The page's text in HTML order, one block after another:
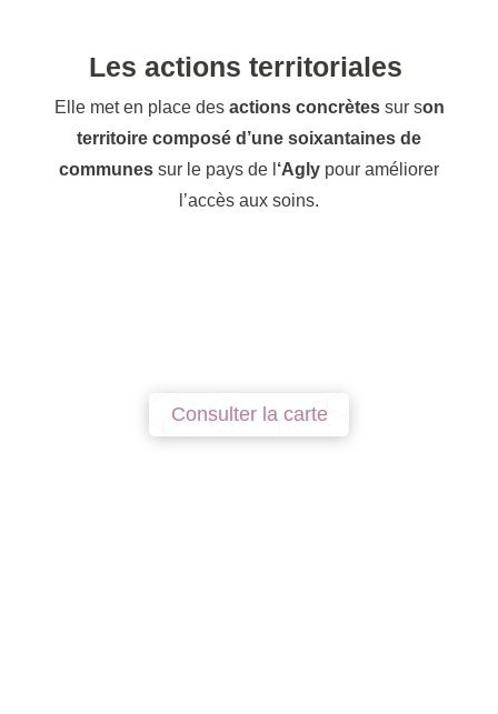
Les actions territoriales
Elle met en place des actions concrètessur son
territoire composé d’une soixantaines de
communes sur le pays de l ‘Agly pour améliorer
l’accès aux soins.
Consulter la carte